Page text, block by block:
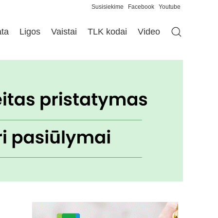
Susisiekime Facebook Youtube
Ligos Vaistai TLK kodai Video